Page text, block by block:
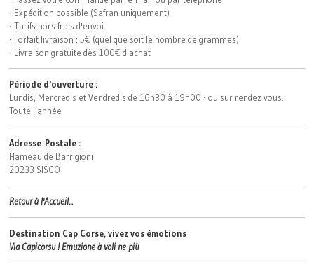
- Expédition possible (Safran uniquement)
- Tarifs hors frais d'envoi
- Forfait livraison : 5€ (quel que soit le nombre de grammes)
- Livraison gratuite dès 100€ d'achat
Période d'ouverture :
Lundis, Mercredis et Vendredis de 16h30 à 19h00 - ou sur rendez vous.
Toute l'année
Adresse Postale :
Hameau de Barrigioni
20233 SISCO
Retour à l'Accueil...
Destination Cap Corse, vivez vos émotions
Via Capicorsu ! Emuzione à voli ne più